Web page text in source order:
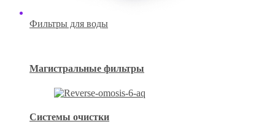
Фильтры для воды
Магистральные фильтры
Системы очистки